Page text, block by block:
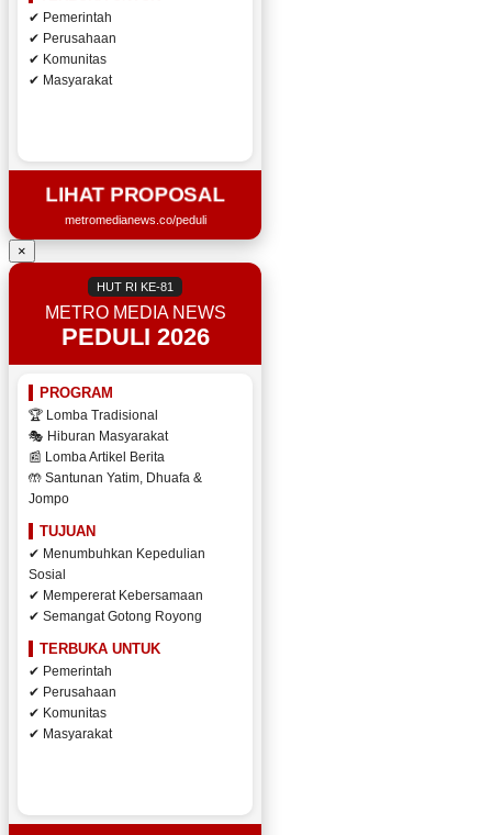
✔ Pemerintah
✔ Perusahaan
✔ Komunitas
✔ Masyarakat
LIHAT PROPOSAL
metromedianews.co/peduli
×
HUT RI KE-81
METRO MEDIA NEWS
PEDULI 2026
PROGRAM
🏆 Lomba Tradisional
🎭 Hiburan Masyarakat
📰 Lomba Artikel Berita
🤲 Santunan Yatim, Dhuafa &
Jompo
TUJUAN
✔ Menumbuhkan Kepedulian
Sosial
✔ Mempererat Kebersamaan
✔ Semangat Gotong Royong
TERBUKA UNTUK
✔ Pemerintah
✔ Perusahaan
✔ Komunitas
✔ Masyarakat